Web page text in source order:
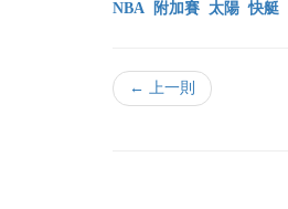
NBA 附加賽 太陽 快艇
← 上一則